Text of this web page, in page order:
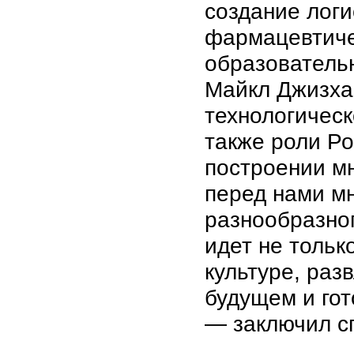
создание
Майкл
также роли
построении
перед нами
идет не
культуре,
будущем и
— заключил